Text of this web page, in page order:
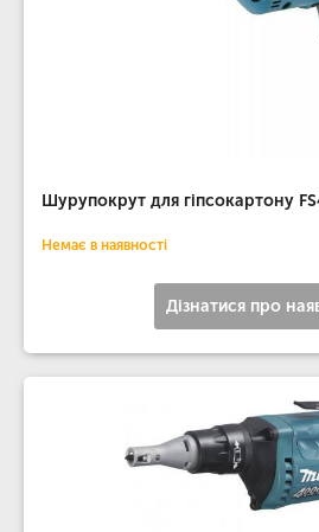
Шурупокрут для гіпсокартону
Немає в наявності
Дізнатися про